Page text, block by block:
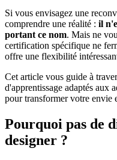
Si vous envisagez une
comprendre une réalité : il
portant ce nom. Mais ne
certification spécifique ne
offre une flexibilité
Cet article vous guide à
d'apprentissage adaptés aux
pour transformer votre envie
Pourquoi pas de
designer ?